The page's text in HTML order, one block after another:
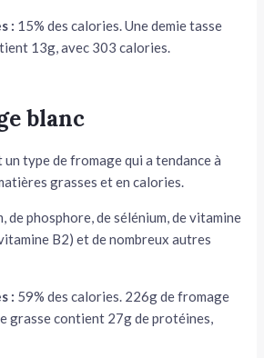
: 15% des calories. Une demie tasse
13g, avec 303 calories.
blanc
type de fromage qui a tendance à
grasses et en calories.
de phosphore, de sélénium, de vitamine
B2) et de nombreux autres
: 59% des calories. 226g de fromage
grasse contient 27g de protéines,